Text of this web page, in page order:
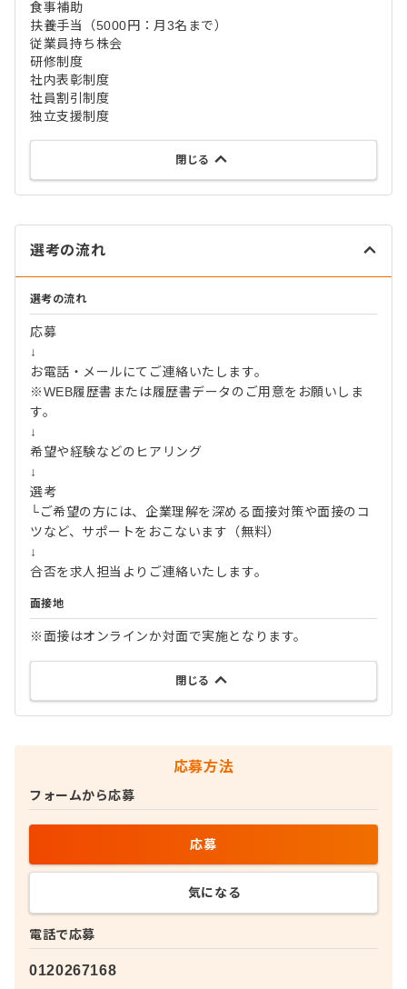
食事補助
扶養手当（5000円：月3名まで）
従業員持ち株会
研修制度
社内表彰制度
社員割引制度
独立支援制度
閉じる
選考の流れ
選考の流れ
応募
↓
お電話・メールにてご連絡いたします。
※WEB履歴書または履歴書データのご用意をお願いしま
す。
↓
希望や経験などのヒアリング
↓
選考
└ご希望の方には、企業理解を深める面接対策や面接のコ
ツなど、サポートをおこないます（無料）
↓
合否を求人担当よりご連絡いたします。
面接地
※面接はオンラインか対面で実施となります。
閉じる
応募方法
電話で応募
0120267168
フォームから応募
応募
気になる